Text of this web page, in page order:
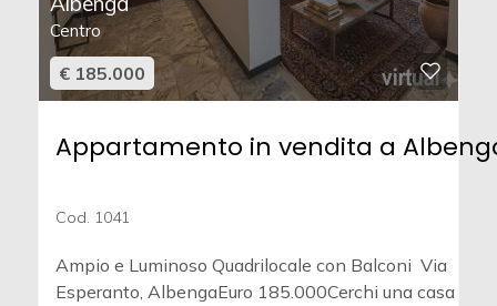
Centro
€ 185.000
Appartamento in vendita a
Cod. 1041
Ampio e Luminoso Quadrilocale con Balconi  Via
Esperanto, AlbengaEuro 185.000Cerchi una casa